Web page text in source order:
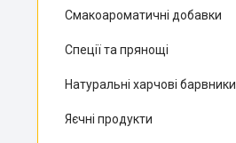
Смакоароматичні добавки
Спеції та прянощі
Натуральні харчові барвники
Яєчні продукти